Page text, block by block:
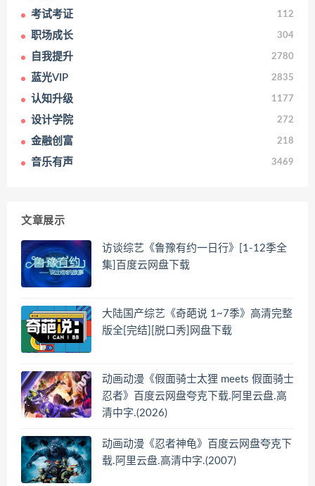
考试考证 112
职场成长 304
自我提升 2780
蓝光VIP 2835
认知升级 1177
设计学院 272
金融创富 218
音乐有声 3469
文章展示
访谈综艺《鲁豫有约一日行》[1-12季全
集]百度云网盘下载
大陆国产综艺《奇葩说 1~7季》高清完整
版全[完结][脱口秀]网盘下载
动画动漫《假面骑士太狸 meets 假面骑士
忍者》百度云网盘夸克下载.阿里云盘.高
清中字.(2026)
动画动漫《忍者神龟》百度云网盘夸克下
载.阿里云盘.高清中字.(2007)